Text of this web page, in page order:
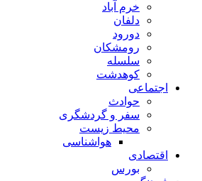
خرم آباد
دلفان
دورود
رومشکان
سلسله
کوهدشت
اجتماعی
حوادث
سفر و گردشگری
محیط زیست
هواشناسی
اقتصادی
بورس